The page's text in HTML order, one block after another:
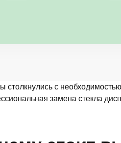
столкнулись с
замена стекла